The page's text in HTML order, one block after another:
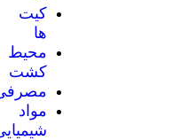
کیت
ها
محیط
کشت
مواد